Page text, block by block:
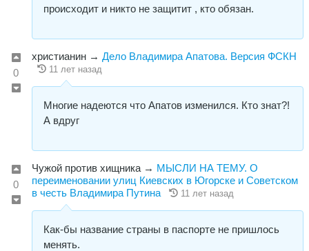
происходит и никто не защитит , кто обязан.
0
христианин → Дело Владимира Апатова. Версия ФСКН
11 лет назад
Многие надеются что Апатов изменился. Кто знат?!
А вдруг
0
Чужой против хищника → МЫСЛИ НА ТЕМУ. О
переименовании улиц Киевских в Югорске и Советском
в честь Владимира Путина
11 лет назад
Как-бы название страны в паспорте не пришлось
менять.